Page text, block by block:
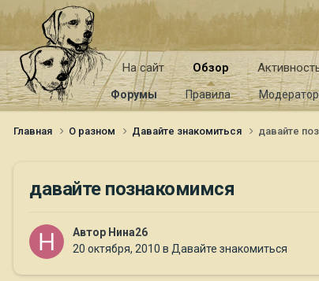
На сайт Обзор
Форумы Правила
Главная О разном Давайте знакомиться давайте
давайте познакомимся
Автор Нина26
20 октября, 2010 в Давайте знакомиться